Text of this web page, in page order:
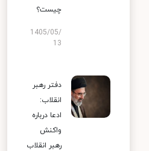
چیست؟
1405/05/
13
دفتر رهبر
انقلاب:
ادعا درباره
واکنش
رهبر انقلاب